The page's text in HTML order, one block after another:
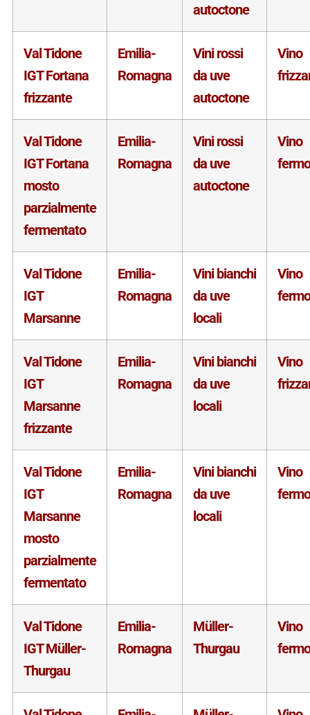
autoctone
Val Tidone
IGT Fortana
frizzante
Emilia-
Romagna
Vini rossi
da uve
autoctone
Vino
Val Tidone
IGT Fortana
mosto
parzialmente
fermentato
Emilia-
Romagna
Vini rossi
da uve
autoctone
Vino
fermo
Val Tidone
IGT
Marsanne
Emilia-
Romagna
Vini bianchi
da uve
locali
Vino
fermo
Val Tidone
IGT
Marsanne
frizzante
Emilia-
Romagna
Vini bianchi
da uve
locali
Vino
Val Tidone
IGT
Marsanne
mosto
parzialmente
fermentato
Emilia-
Romagna
Vini bianchi
da uve
locali
Vino
fermo
Val Tidone
IGT Müller-
Thurgau
Emilia-
Romagna
Müller-
Thurgau
Vino
fermo